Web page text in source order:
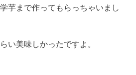
芋まで作ってもらっちゃいまし
い美味しかったですよ。